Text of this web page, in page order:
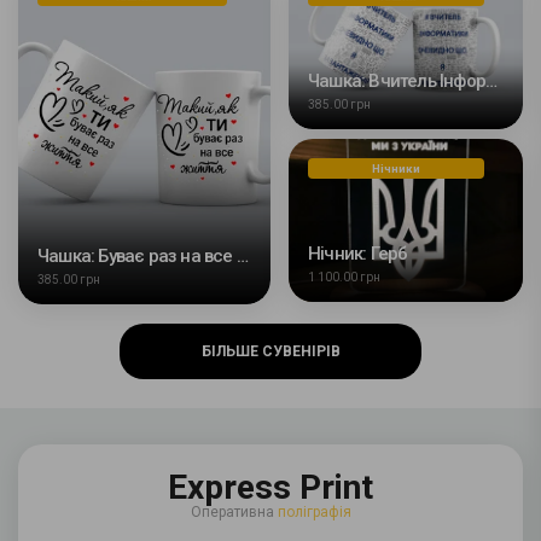
Чашка: Буває раз на все життя
385.00 грн
Чашка: Вчитель Інформатики
385.00 грн
Нічники
Нічник: Герб
1 100.00 грн
БІЛЬШЕ СУВЕНІРІВ
Express Print
Оперативна поліграфія